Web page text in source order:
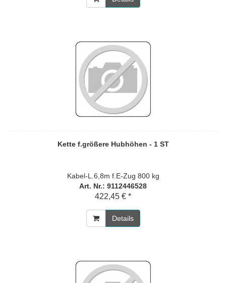
Kette f.größere Hubhöhen - 1 ST
Kabel-L.6,8m f.E-Zug 800 kg
Art. Nr.: 9112446528
422,45 € *
Details